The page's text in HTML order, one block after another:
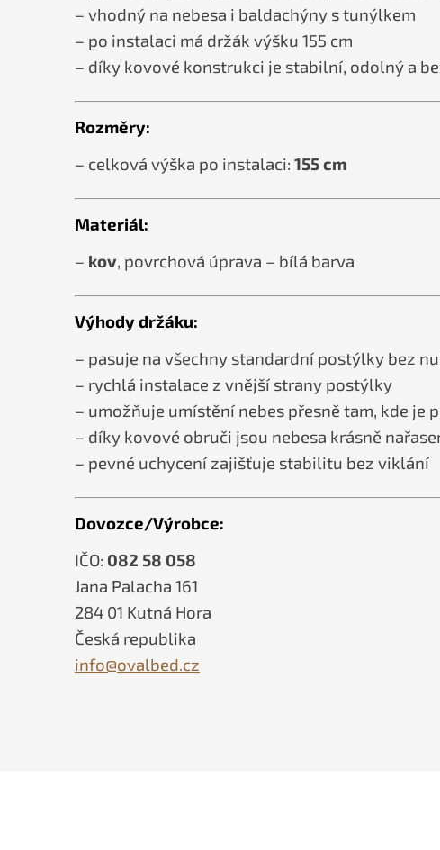
– vhodný na nebesa i baldachýny s tunýlkem
– po instalaci má držák výšku 155 cm
– díky kovové konstrukci je stabilní, odolný a
Rozměry:
– celková výška po instalaci: 155 cm
Materiál:
– kov, povrchová úprava – bílá barva
Výhody držáku:
– pasuje na všechny standardní postýlky bez
– rychlá instalace z vnější strany postýlky
– umožňuje umístění nebes přesně tam, kde je
– díky kovové obruči jsou nebesa krásně
– pevné uchycení zajišťuje stabilitu bez viklání
Dovozce/Výrobce:
IČO: 082 58 058
Jana Palacha 161
284 01 Kutná Hora
Česká republika
info@ovalbed.cz